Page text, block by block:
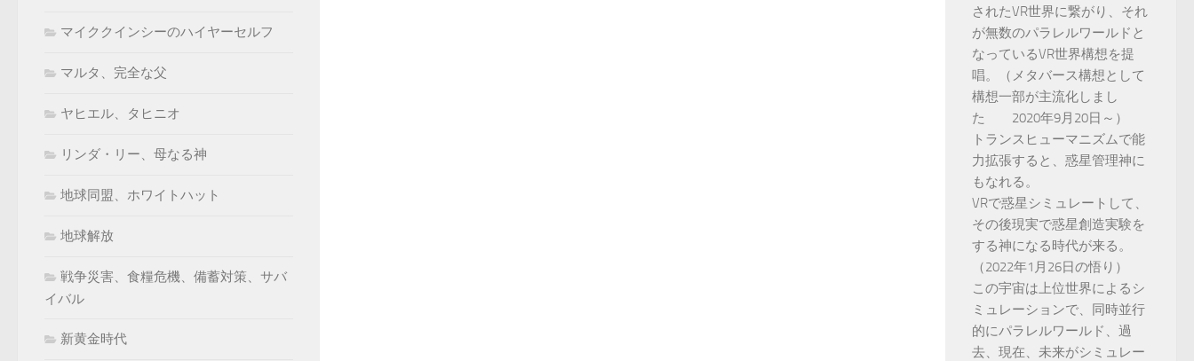
マイククインシーのハイヤーセルフ
マルタ、完全な父
ヤヒエル、タヒニオ
リンダ・リー、母なる神
地球同盟、ホワイトハット
地球解放
戦争災害、食糧危機、備蓄対策、サバ
イバル
新黄金時代
されたVR世界に繋がり、それ
が無数のパラレルワールドと
なっているVR世界構想を提
唱。（メタバース構想として
構想一部が主流化しまし
た 2020年9月20日～）
トランスヒューマニズムで能
力拡張すると、惑星管理神に
もなれる。
VRで惑星シミュレートして、
その後現実で惑星創造実験を
する神になる時代が来る。
（2022年1月26日の悟り）
この宇宙は上位世界によるシ
ミュレーションで、同時並行
的にパラレルワールド、過
去、現在、未来がシミュレー